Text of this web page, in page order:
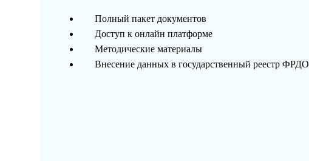
Полный пакет документов
Доступ к онлайн платформе
Методические материалы
Внесение данных в государственный реестр ФРДО